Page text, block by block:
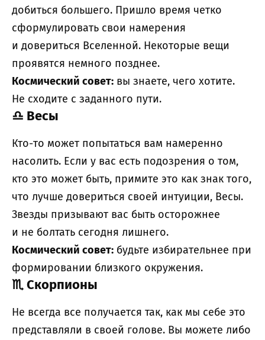
добиться большего. Пришло время четко
сформулировать свои намерения
и довериться Вселенной. Некоторые вещи
проявятся немного позднее.
Космический совет: вы знаете, чего хотите.
Не сходите с заданного пути.
♎ Весы
Кто-то может попытаться вам намеренно
насолить. Если у вас есть подозрения о том,
кто это может быть, примите это как знак того,
что лучше довериться своей интуиции, Весы.
Звезды призывают вас быть осторожнее
и не болтать сегодня лишнего.
Космический совет: будьте избирательнее при
формировании близкого окружения.
♏Скорпионы
Не всегда все получается так, как мы себе это
представляли в своей голове. Вы можете либо